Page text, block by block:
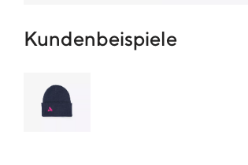
Kundenbeispiele